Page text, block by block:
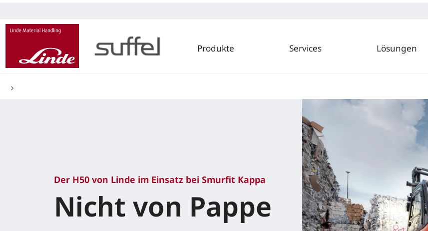
Produkte Services Lösungen
Der H50 von Linde im Einsatz bei Smurfit Kappa
Nicht von Pappe